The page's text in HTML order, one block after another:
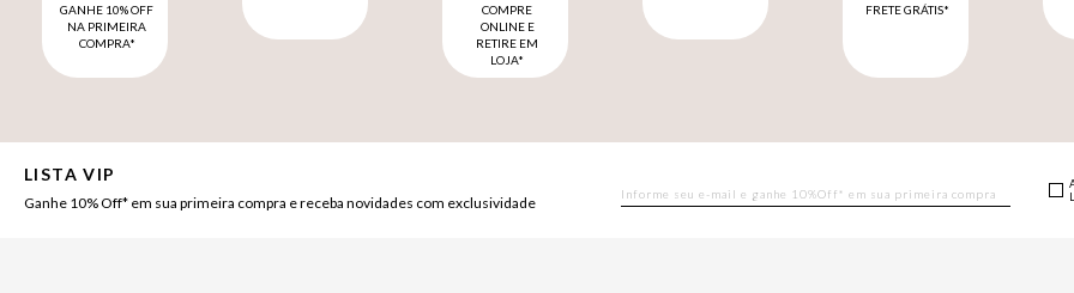
GANHE 10% OFF
NA PRIMEIRA
COMPRA*
COMPRE
ONLINE E
RETIRE EM
LOJA*
FRETE GRÁTIS*
LISTA VIP
Ganhe 10% Off* em sua primeira compra e receba novidades com exclusividade